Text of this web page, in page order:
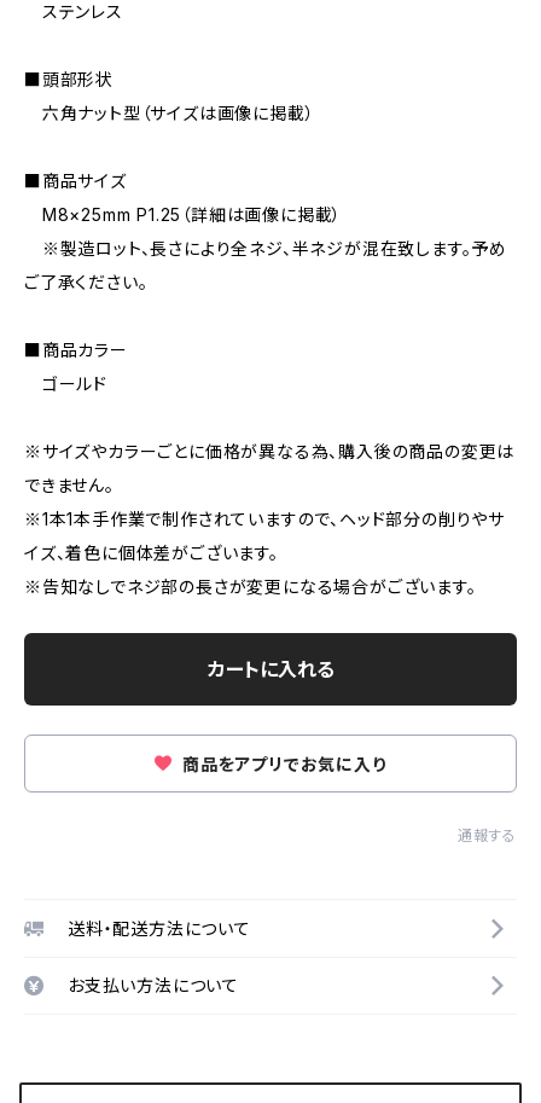
ステンレス
■頭部形状
六角ナット型（サイズは画像に掲載）
■商品サイズ
M8×25mm P1.25（詳細は画像に掲載）
※製造ロット、長さにより全ネジ、半ネジが混在致します。予め
ご了承ください。
■商品カラー
ゴールド
※サイズやカラーごとに価格が異なる為、購入後の商品の変更は
できません。
※1本1本手作業で制作されていますので、ヘッド部分の削りやサ
イズ、着色に個体差がございます。
※告知なしでネジ部の長さが変更になる場合がございます。
カートに入れる
商品をアプリでお気に入り
通報する
送料・配送方法について
お支払い方法について